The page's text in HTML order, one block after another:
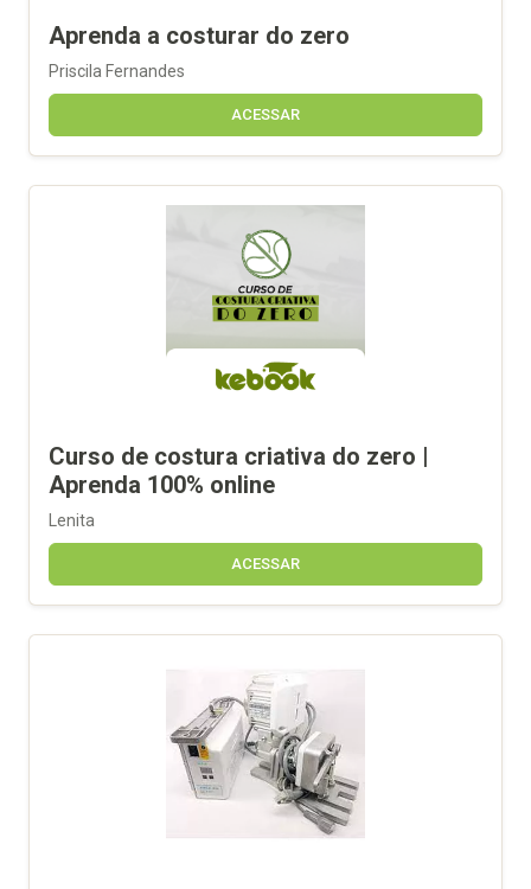
Aprenda a costurar do zero
Priscila Fernandes
ACESSAR
Curso de costura criativa do zero |
Aprenda 100% online
Lenita
ACESSAR